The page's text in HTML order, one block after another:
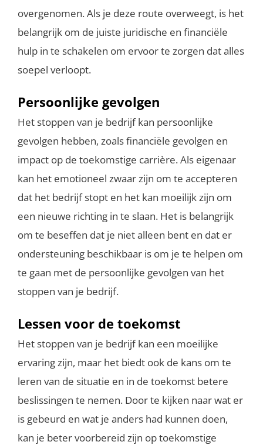
overgenomen. Als je deze route overweegt, is het
belangrijk om de juiste juridische en financiële
hulp in te schakelen om ervoor te zorgen dat alles
soepel verloopt.
Persoonlijke gevolgen
Het stoppen van je bedrijf kan persoonlijke
gevolgen hebben, zoals financiële gevolgen en
impact op de toekomstige carrière. Als eigenaar
kan het emotioneel zwaar zijn om te accepteren
dat het bedrijf stopt en het kan moeilijk zijn om
een nieuwe richting in te slaan. Het is belangrijk
om te beseffen dat je niet alleen bent en dat er
ondersteuning beschikbaar is om je te helpen om
te gaan met de persoonlijke gevolgen van het
stoppen van je bedrijf.
Lessen voor de toekomst
Het stoppen van je bedrijf kan een moeilijke
ervaring zijn, maar het biedt ook de kans om te
leren van de situatie en in de toekomst betere
beslissingen te nemen. Door te kijken naar wat er
is gebeurd en wat je anders had kunnen doen,
kan je beter voorbereid zijn op toekomstige